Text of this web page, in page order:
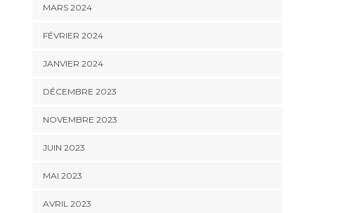
MARS 2024
FÉVRIER 2024
JANVIER 2024
DÉCEMBRE 2023
NOVEMBRE 2023
JUIN 2023
MAI 2023
AVRIL 2023